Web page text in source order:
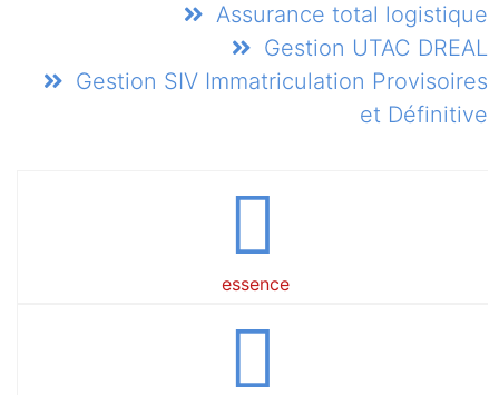
Assurance total logistique
Gestion UTAC DREAL
Gestion SIV Immatriculation Provisoires
et Définitive
essence